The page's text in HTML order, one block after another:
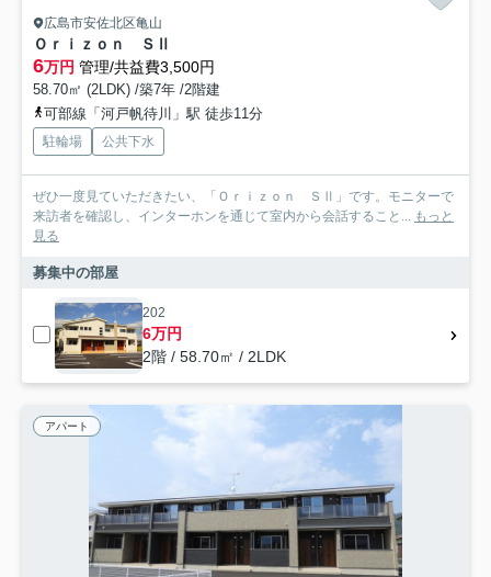
広島市安佐北区亀山
Ｏｒｉｚｏｎ ＳⅡ
6万円 管理/共益費3,500円
58.70㎡ (2LDK) /築7年 /2階建
可部線「河戸帆待川」駅 徒歩11分
駐輪場 公共下水
ぜひ一度見ていただきたい、「Ｏｒｉｚｏｎ ＳⅡ」です。モニターで
来訪者を確認し、インターホンを通じて室内から会話すること... もっと
見る
募集中の部屋
202
6万円
2階 / 58.70㎡ / 2LDK
アパート